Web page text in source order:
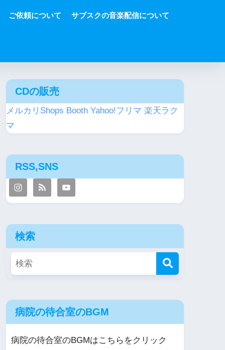
ご依頼について サブスクの音楽配信について
CDの販売
メルカリShops Booth Yahoo!フリマ 楽天ラク
マ
RSS,SNS
検索
病院の待合室のBGM
病院の待合室のBGMはこちらをクリック